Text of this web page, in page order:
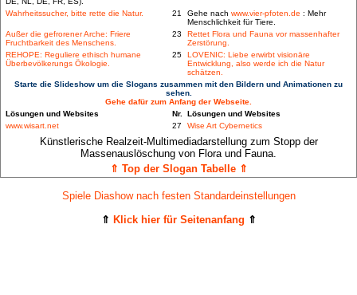
Wahrheitssucher, bitte rette die Natur. 21 Gehe nach www.vier-pfoten.de : Mehr
Menschlichkeit für Tiere.
Außer die gefrorener Arche: Friere
Fruchtbarkeit des Menschens.
23
Rettet Flora und Fauna vor massenhafter
Zerstörung.
REHOPE: Reguliere ethisch humane
Überbevölkerungs Ökologie.
25
LOVENIC: Liebe erwirbt visionäre
Entwicklung, also werde ich die Natur
schätzen.
Starte die Slideshow um die Slogans zusammen mit den Bildern und Animationen zu
sehen.
Gehe dafür zum Anfang der Webseite.
Lösungen und Websites
Nr. Lösungen und Websites
www.wisart.net
27 Wise Art Cybernetics
Künstlerische Realzeit-Multimediadarstellung zum Stopp der
Massenauslöschung von Flora und Fauna.
⇑ Top der Slogan Tabelle ⇑
Spiele Diashow nach festen Standardeinstellungen
⇑ Klick hier für Seitenanfang ⇑